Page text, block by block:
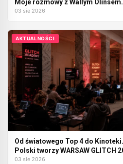
Moje rozmowy z Wallym
03 sie 2026
AKTUALNOŚCI
Od światowego Top 4 do
Polski tworzy WARSAW GLITCH
03 sie 2026